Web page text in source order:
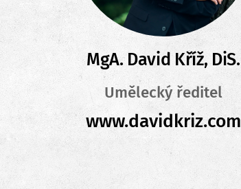
MgA. David Kříž, DiS.
Umělecký ředitel
www.davidkriz.com